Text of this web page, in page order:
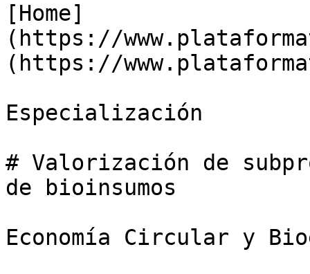
[Home]
(https://
(https://
Especialización
# Valorización de
de bioinsumos
Economía Circular y